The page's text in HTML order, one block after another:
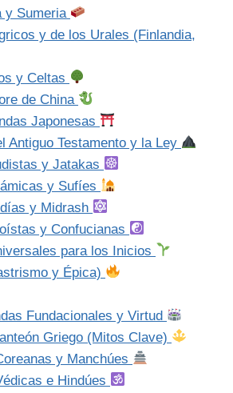
y Sumeria
y de los Urales (Finlandia,
y Celtas
de China
Japonesas
Antiguo Testamento y la Ley
y Jatakas
y Sufíes
y Midrash
y Confucianas
para los Inicios
y Épica)
Fundacionales y Virtud
Griego (Mitos Clave)
y Manchúes
e Hindúes